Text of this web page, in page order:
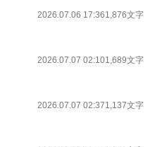
2026.07.06 17:361,876文字
2026.07.07 02:101,689文字
2026.07.07 02:371,137文字